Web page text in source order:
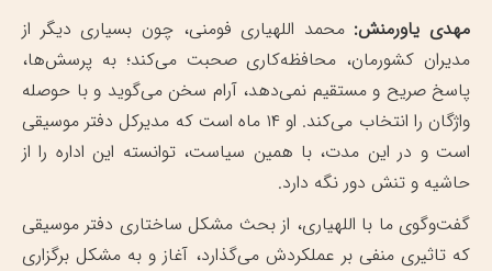
مهدی یاورمنش:محمد اللهیاری فومنی، چون بسیاری دیگر از
مدیران کشورمان، محافظه‌کاری صحبت می‌کند؛ به پرسش‌ها،
پاسخ صریح و مستقیم نمی‌دهد، آرام سخن می‌گوید و با حوصله
واژگان را انتخاب می‌کند. او ۱۴ ماه است که مدیرکل دفتر موسیقی
است و در این مدت، با همین سیاست، توانسته این اداره را از
حاشیه و تنش دور نگه دارد.
گفت‌وگوی ما با اللهیاری، از بحث مشکل ساختاری دفتر موسیقی
که تاثیری منفی بر عملکردش می‌گذارد، آغاز و به مشکل برگزاری